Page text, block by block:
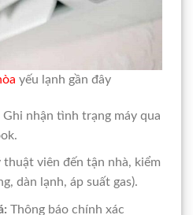
yếu lạnh gần đây
Ghi nhận tình trạng máy qua
thuật viên đến tận nhà, kiểm
dàn lạnh, áp suất gas).
Thông báo chính xác